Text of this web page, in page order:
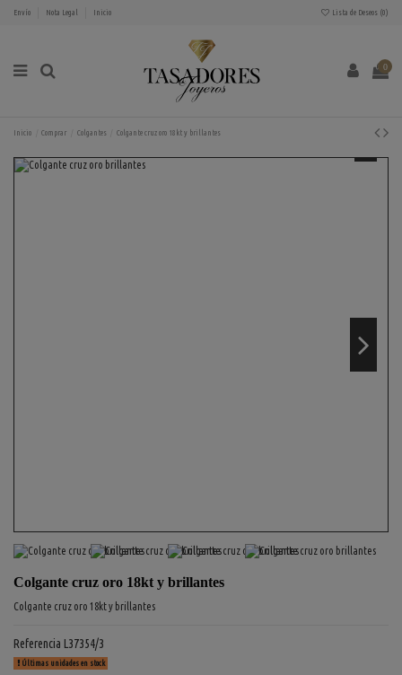
Envío Nota Legal Inicio Lista de Deseos (0)
0
Inicio Comprar Colgantes Colgante cruz oro 18kt y brillantes
Colgante cruz oro 18kt y brillantes
Colgante cruz oro 18kt y brillantes
Referencia L37354/3
Últimas unidades en stock